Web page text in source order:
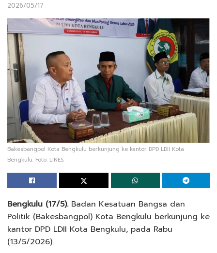
2026/05/17
Bakesbangpol Kota Bengkulu berkunjung ke kantor DPD LDII Kota
Bengkulu. Foto: LINES.
Bengkulu (17/5).Badan Kesatuan Bangsa dan
Politik (Bakesbangpol) Kota Bengkulu berkunjung ke
kantor DPD LDII Kota Bengkulu, pada Rabu
(13/5/2026).